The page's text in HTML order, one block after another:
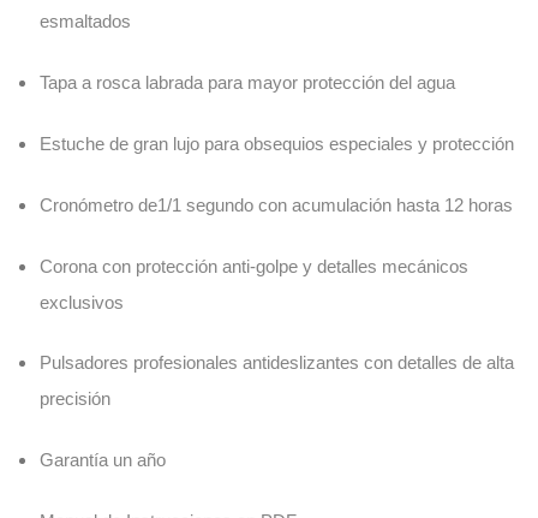
esmaltados
Tapa a rosca labrada para mayor protección del agua
Estuche de gran lujo para obsequios especiales y protección
Cronómetro de1/1 segundo con acumulación hasta 12 horas
Corona con protección anti-golpe y detalles mecánicos
exclusivos
Pulsadores profesionales antideslizantes con detalles de alta
precisión
Garantía un año